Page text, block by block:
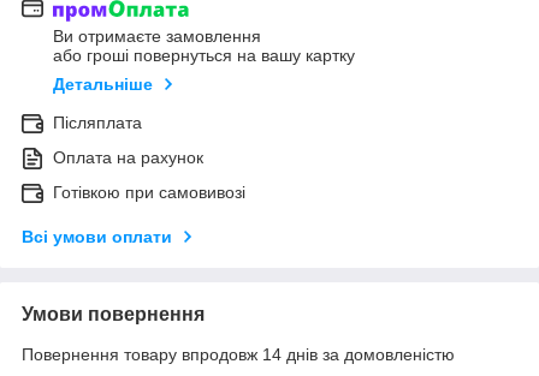
Ви отримаєте замовлення
або гроші повернуться на вашу картку
Детальніше
Післяплата
Оплата на рахунок
Готівкою при самовивозі
Всі умови оплати
Умови повернення
Повернення товару впродовж 14 днів за домовленістю